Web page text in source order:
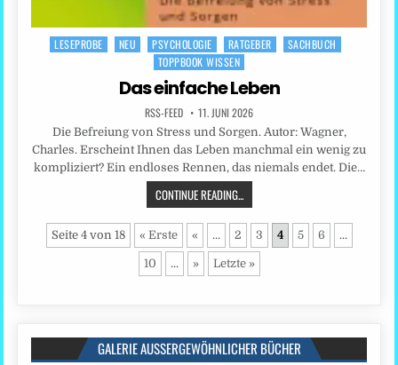
Posted
LESEPROBE NEU PSYCHOLOGIE RATGEBER
SACHBUCH
TOPPBOOK WISSEN
Das einfache Leben
RSS-FEED 11. JUNI 2026
Die Befreiung von Stress und Sorgen. Autor: Wagner,
Charles. Erscheint Ihnen das Leben manchmal ein wenig zu
kompliziert? Ein endloses Rennen, das niemals endet. Die…
CONTINUE READING...
Seite 4 von 18 « Erste « ... 2 3 4 5 6 ...
10 ... » Letzte »
GALERIE AUSSERGEWÖHNLICHER BÜCHER